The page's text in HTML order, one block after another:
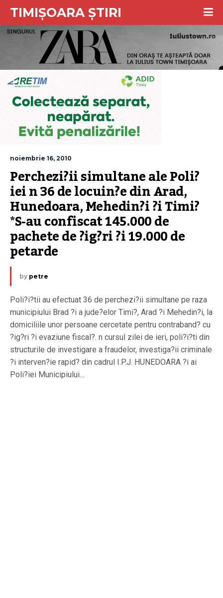
TIMIȘOARA ȘTIRI
noiembrie 16, 2010
Perchezi?ii simultane ale Poli?
iei n 36 de locuin?e din Arad,
Hunedoara, Mehedin?i ?i Timi?
*S-au confiscat 145.000 de
pachete de ?ig?ri ?i 19.000 de
petarde
by petre
Poli?i?tii au efectuat 36 de perchezi?ii simultane pe raza
municipiului Brad ?i a jude?elor Timi?, Arad ?i Mehedin?i, la
domiciliile unor persoane cercetate pentru contraband? cu
?ig?ri ?i evaziune fiscal?. n cursul zilei de ieri, poli?i?ti din
structurile de investigare a fraudelor, investiga?ii criminale
?i interven?ie rapid? din cadrul I.P.J. HUNEDOARA ?i ai
Poli?iei Municipiului…